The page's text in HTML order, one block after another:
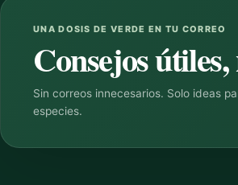
UNA DOSIS DE VERDE EN TU CORREO
Consejos
Sin correos innecesarios. Solo ideas
especies.